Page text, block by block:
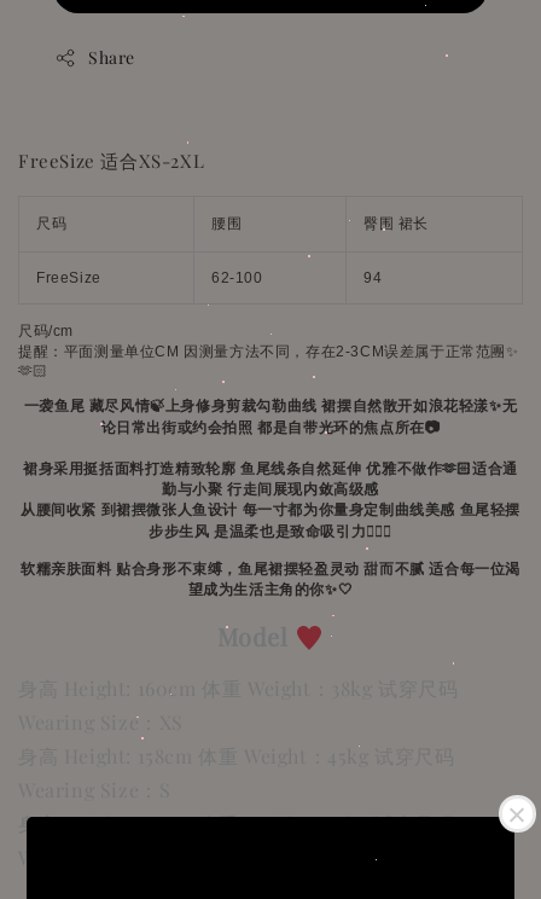
Share
FreeSize 适合XS-2XL
尺码 腰围 臀围 裙长
FreeSize 62-100 94
尺码/cm
提醒：平面测量单位CM 因测量方法不同，存在2-3CM误差属于正常范團✨
🫶🏻
一袭鱼尾 藏尽风情🍃上身修身剪裁勾勒曲线 裙摆自然散开如浪花轻漾✨无
论日常出街或约会拍照 都是自带光环的焦点所在📷
裙身采用挺括面料打造精致轮廓 鱼尾线条自然延伸 优雅不做作🫶🏻适合通
勤与小聚 行走间展现内敛高级感
从腰间收紧 到裙摆微张人鱼设计 每一寸都为你量身定制曲线美感 鱼尾轻摆
步步生风 是温柔也是致命吸引力🧜🏻‍♀️
软糯亲肤面料 贴合身形不束缚，鱼尾裙摆轻盈灵动 甜而不腻 适合每一位渴
望成为生活主角的你✨🤍
Model
身高 Height: 160cm 体重 Weight：38kg 试穿尺码
Wearing Size：XS
身高 Height: 154cm 体重 Weight：47kg 试穿尺码